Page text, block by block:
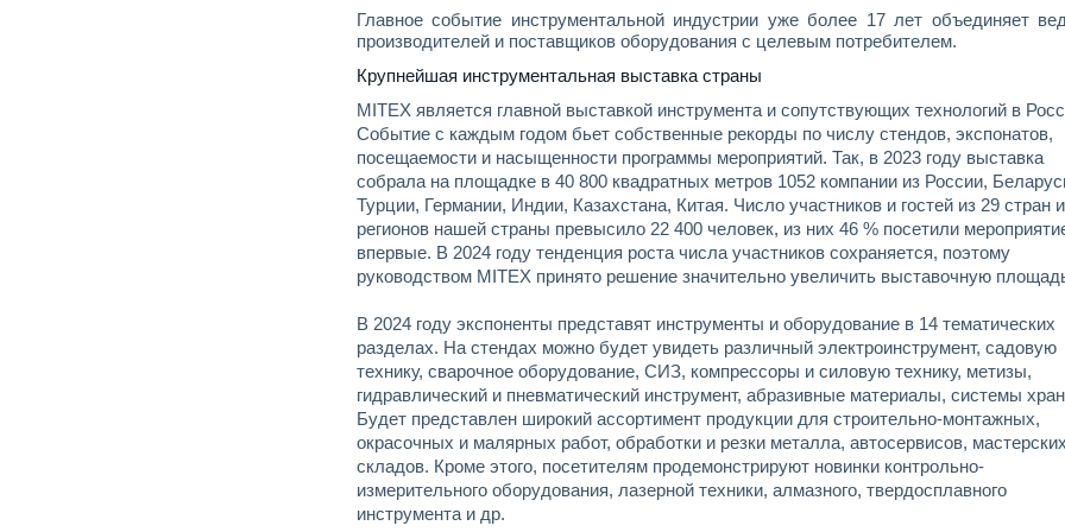
Главное событие инструментальной индустрии уже более 17 лет объединяет
производителей и поставщиков оборудования с целевым потребителем.
Крупнейшая инструментальная выставка страны
MITEX является главной выставкой инструмента и сопутствующих технологий в
Событие с каждым годом бьет собственные рекорды по числу стендов, экспонатов,
посещаемости и насыщенности программы мероприятий. Так, в 2023 году выставка
собрала на площадке в 40 800 квадратных метров 1052 компании из России,
Турции, Германии, Индии, Казахстана, Китая. Число участников и гостей из 29 стран
регионов нашей страны превысило 22 400 человек, из них 46 % посетили
впервые. В 2024 году тенденция роста числа участников сохраняется, поэтому
руководством MITEX принято решение значительно увеличить выставочную
В 2024 году экспоненты представят инструменты и оборудование в 14 тематических
разделах. На стендах можно будет увидеть различный электроинструмент, садовую
технику, сварочное оборудование, СИЗ, компрессоры и силовую технику, метизы,
гидравлический и пневматический инструмент, абразивные материалы, системы
Будет представлен широкий ассортимент продукции для строительно-монтажных,
окрасочных и малярных работ, обработки и резки металла, автосервисов,
складов. Кроме этого, посетителям продемонстрируют новинки контрольно-
измерительного оборудования, лазерной техники, алмазного, твердосплавного
инструмента и др.